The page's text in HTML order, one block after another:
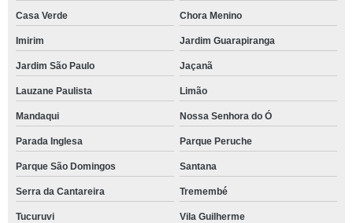
Casa Verde Chora Menino
Imirim Jardim Guarapiranga
Jardim São Paulo Jaçanã
Lauzane Paulista Limão
Mandaqui Nossa Senhora do Ó
Parada Inglesa Parque Peruche
Parque São Domingos Santana
Serra da Cantareira Tremembé
Tucuruvi Vila Guilherme